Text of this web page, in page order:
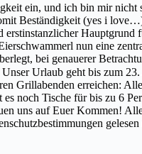
ein, und ich bin mir nicht
Beständigkeit (yes i
Hauptgrund
nun eine
bei genauerer
Urlaub geht bis zum
Grillabenden erreichen:
noch Tische für bis zu 6
uns auf Euer Kommen!